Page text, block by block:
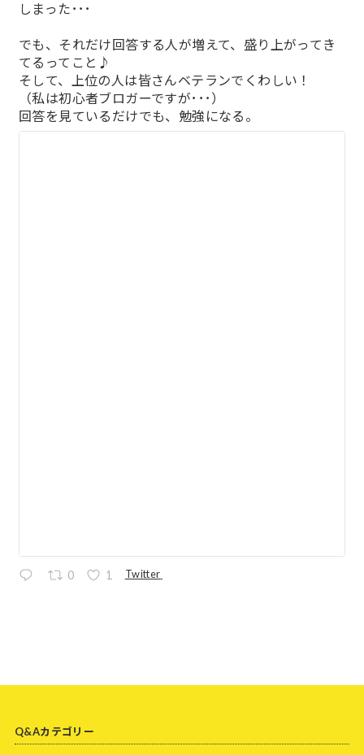
しまった･･･
でも、それだけ回答する人が増えて、盛り上がってき
てるってこと♪
そして、上位の人は皆さんベテランでくわしい！
（私は初心者ブロガーですが･･･）
回答を見ているだけでも、勉強になる。
0 1 Twitter
Q&Aカテゴリー